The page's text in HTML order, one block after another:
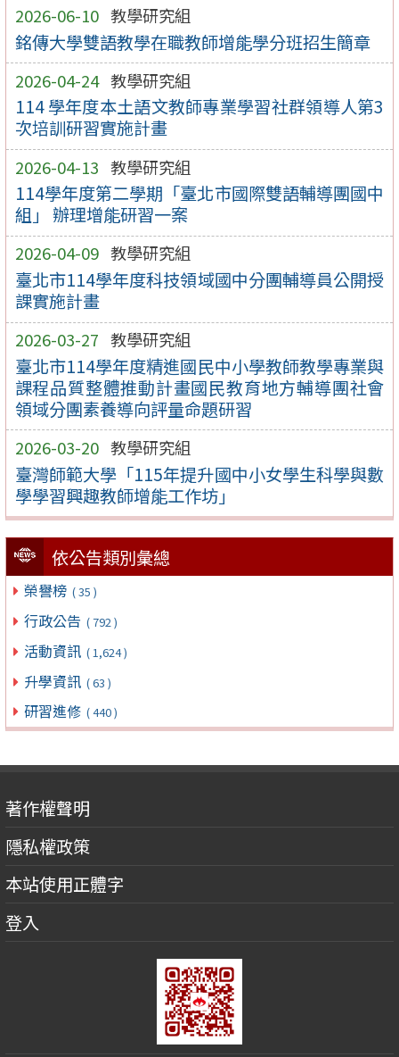
2026-06-10 教學研究組
銘傳大學雙語教學在職教師增能學分班招生簡章
2026-04-24 教學研究組
114 學年度本土語文教師專業學習社群領導人第3
次培訓研習實施計畫
2026-04-13 教學研究組
114學年度第二學期「臺北市國際雙語輔導團國中
組」 辦理增能研習一案
2026-04-09 教學研究組
臺北市114學年度科技領域國中分團輔導員公開授
課實施計畫
2026-03-27 教學研究組
臺北市114學年度精進國民中小學教師教學專業與
課程品質整體推動計畫國民教育地方輔導團社會
領域分團素養導向評量命題研習
2026-03-20 教學研究組
臺灣師範大學「115年提升國中小女學生科學與數
學學習興趣教師增能工作坊」
依公告類別彙總
榮譽榜 ( 35 )
行政公告 ( 792 )
活動資訊 ( 1,624 )
升學資訊 ( 63 )
研習進修 ( 440 )
著作權聲明
隱私權政策
本站使用正體字
登入